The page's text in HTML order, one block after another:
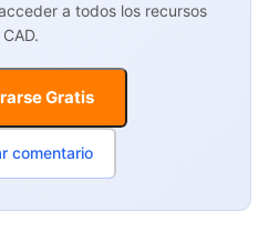
a todos los recursos
CAD.
Gratis
comentario